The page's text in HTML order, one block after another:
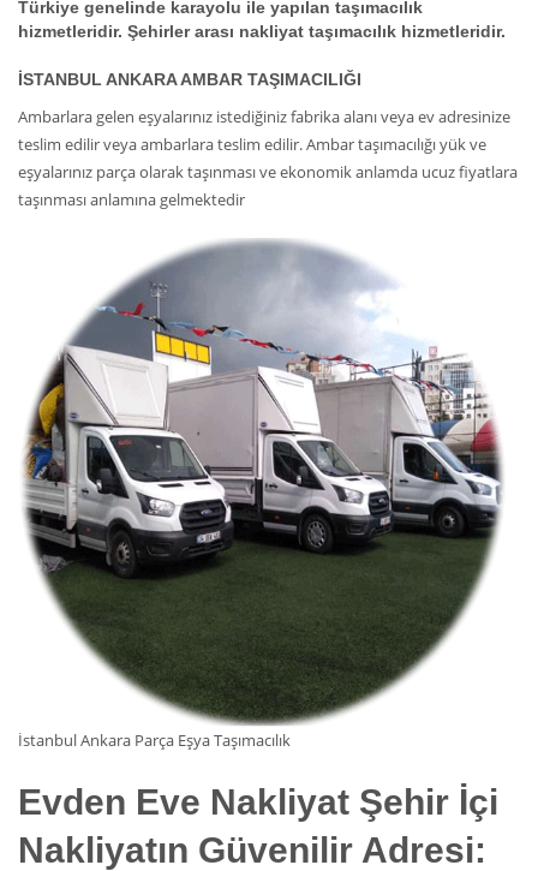
Türkiye genelinde karayolu ile yapılan taşımacılık
hizmetleridir. Şehirler arası nakliyat taşımacılık hizmetleridir.
İSTANBUL ANKARA AMBAR TAŞIMACILIĞI
Ambarlara gelen eşyalarınız istediğiniz fabrika alanı veya ev adresinize
teslim edilir veya ambarlara teslim edilir. Ambar taşımacılığı yük ve
eşyalarınız parça olarak taşınması ve ekonomik anlamda ucuz fiyatlara
taşınması anlamına gelmektedir
İstanbul Ankara Parça Eşya Taşımacılık
Evden Eve Nakliyat Şehir İçi
Nakliyatın Güvenilir Adresi: